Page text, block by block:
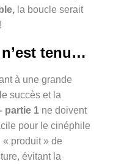
la boucle serait
tenu…
à une grande
succès et la
partie 1 ne doivent
pour le cinéphile
« produit » de
évitant la